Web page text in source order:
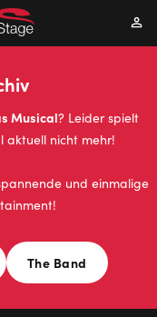
Musical? Leider spielt
aktuell nicht mehr!
und einmalige
The Band